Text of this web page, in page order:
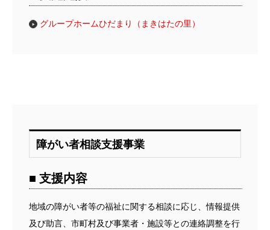
グループホームひだまり（まきはたの里）
障がい者相談支援事業
■ 支援内容
地域の障がい者等の福祉に関する相談に応じ、情報提供
及び助言、市町村及び事業者・施設等との連絡調整を行